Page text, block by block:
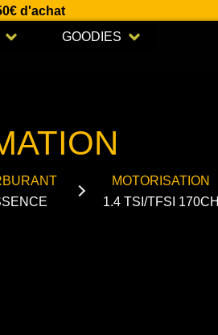
d'achat
Open HORLOGERIE
GOODIES Open GOODIES
MOTORISATION
1.4 TSI/TFSI 170CH